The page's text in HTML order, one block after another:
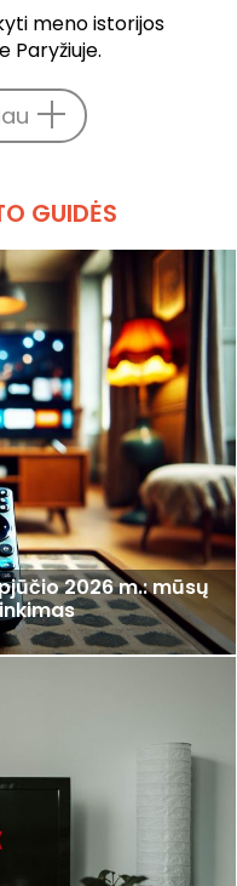
meno istorijos
Paryžiuje.
GUIDĖS
2026 m.: mūsų